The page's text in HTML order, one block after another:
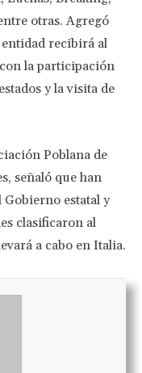
otras. Agregó
entidad recibirá al
la participación
y la visita de
Poblana de
señaló que han
estatal y
clasificaron al
a cabo en Italia.